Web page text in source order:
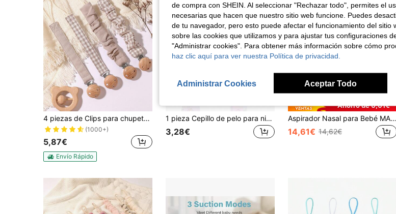
4 piezas de Clips para chupetes de bebé, a cuadros, lunares, unicolor azul/rosa/caqui, clips de chupete de madera con 3 agujeros, aptos para uso diario
(1000+)
5,87€
Envío Rápido
1 pieza Cepillo de pelo para niñas con diseño de dibujos animados lindos, antiestático, desenredante, para uso en húmedo y seco, fácil de llevar
3,28€
Ahorro de 0,01€
Aspirador Nasal para Bebé MAMIJOY: Succión Potente, Aspirador Nasal Eléctrico, Adecuado para Recién Nacidos y Niños Pequeños, con Funciones de Luz y Música.
14,61€ 14,62€
de compra con SHEIN. Al seleccionar "Rechazar todo", permites el
necesarias que hacen que nuestro sitio web funcione. Puedes
de tu navegador, pero esto puede afectar el funcionamiento del sitio
sobre las cookies que utilizamos y para ajustar tus configuraciones
"Administrar cookies". Para obtener más información sobre cómo
haz clic aquí para ver nuestra Política de privacidad.
Administrar Cookies Aceptar Todo